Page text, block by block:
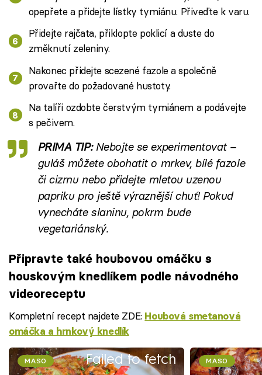
opepřete a přidejte lístky tymiánu. Přiveďte k varu.
Přidejte rajčata, přiklopte poklicí a duste do
změknutí zeleniny.
Nakonec přidejte scezené fazole a společně
provařte do požadované hustoty.
Na talíři ozdobte čerstvým tymiánem a podávejte
s pečivem.
PRIMA TIP:Nebojte se experimentovat –
guláš můžete obohatit o mrkev, bílé fazole
či cizrnu nebo přidejte mletou uzenou
papriku pro ještě výraznější chuť! Pokud
vynecháte slaninu, pokrm bude
vegetariánský.
Připravte také houbovou omáčku s
houskovým knedlíkem podle návodného
videoreceptu
Kompletní recept najdete ZDE: Houbová smetanová
omáčka a hrnkový knedlík
Failed to fetch
MASO MASO